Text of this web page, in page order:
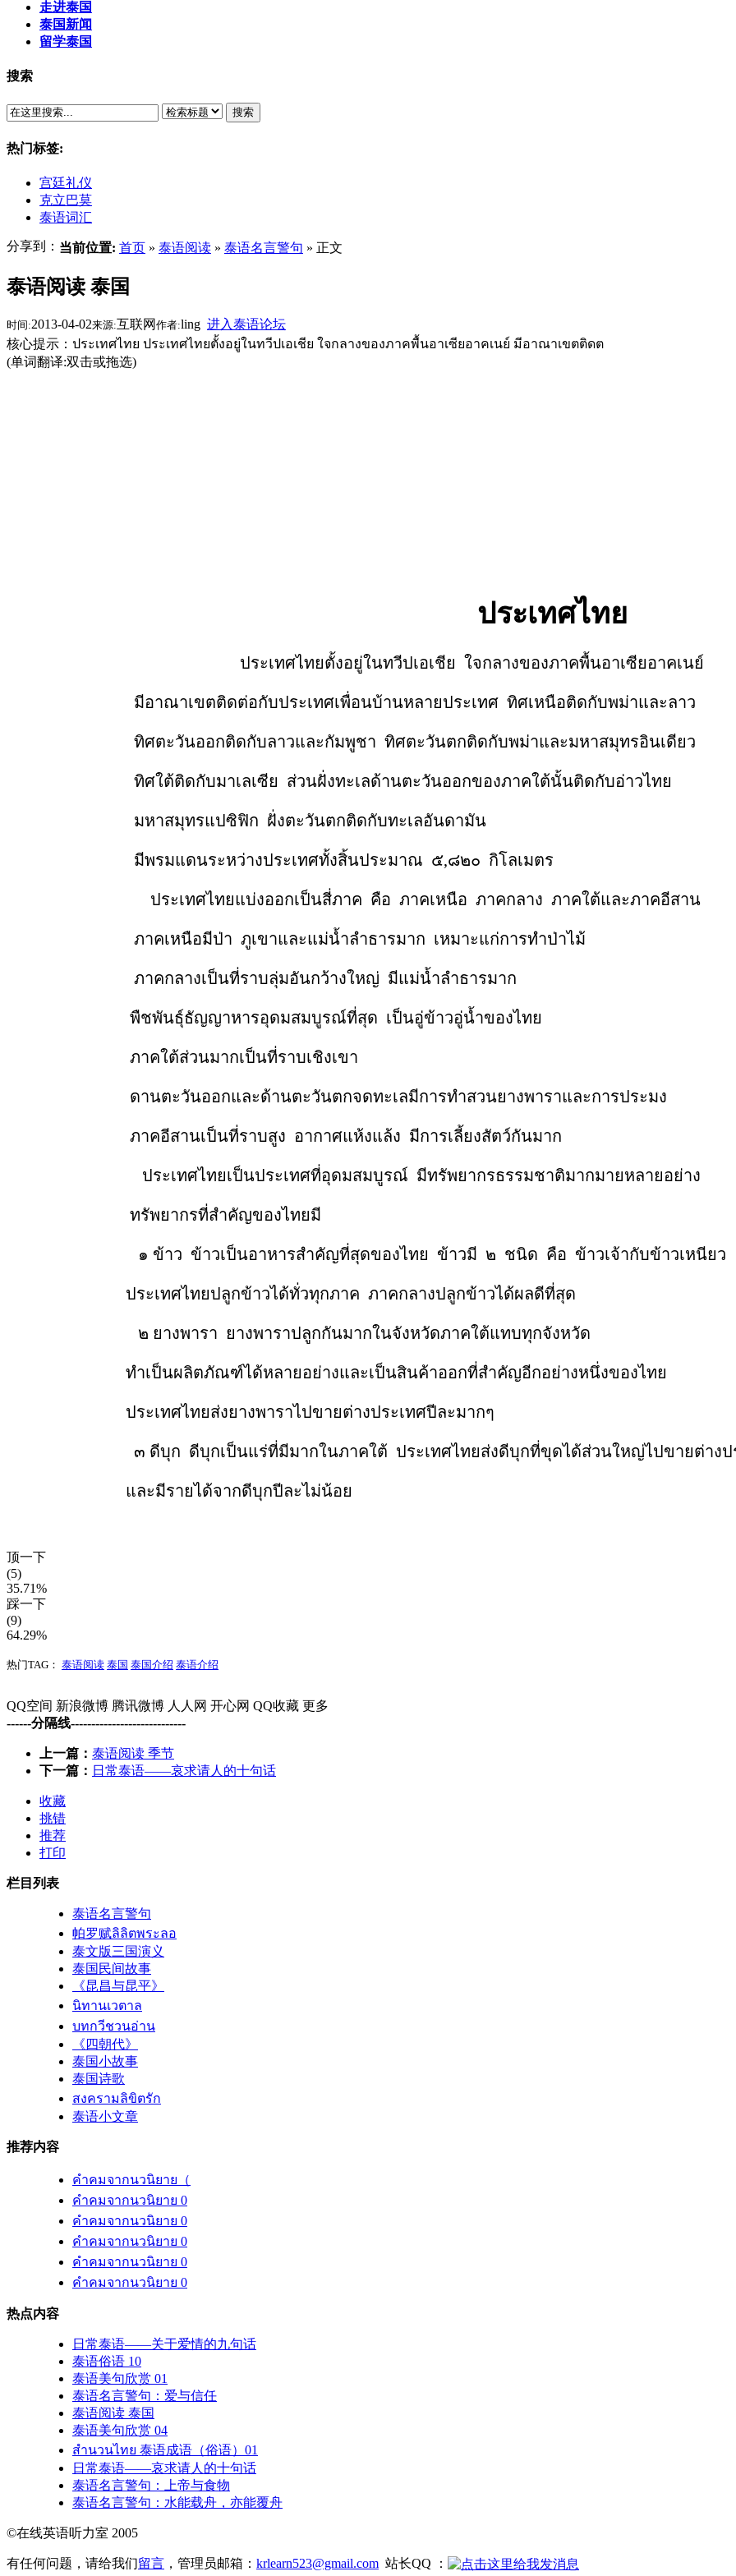
走进泰国
泰国新闻
留学泰国
搜索
搜索
热门标签:
宫廷礼仪
克立巴莫
泰语词汇
分享到： 当前位置: 首页 » 泰语阅读 » 泰语名言警句 » 正文
泰语阅读 泰国
时间:2013-04-02来源:互联网 作者:ling 进入泰语论坛
核心提示：ประเทศไทย ประเทศไทยตั้งอยู่ในทวีปเอเชีย ใจกลางของภาคพื้นอาเซียอาคเนย์ มีอาณาเขตติดต
(单词翻译:双击或拖选)
ประเทศไทย
ประเทศไทยตั้งอยู่ในทวีปเอเชีย ใจกลางของภาคพื้นอาเซียอาคเนย์
มีอาณาเขตติดต่อกับประเทศเพื่อนบ้านหลายประเทศ ทิศเหนือติดกับพม่าและลาว
ทิศตะวันออกติดกับลาวและกัมพูชา ทิศตะวันตกติดกับพม่าและมหาสมุทรอินเดียว
ทิศใต้ติดกับมาเลเซีย ส่วนฝั่งทะเลด้านตะวันออกของภาคใต้นั้นติดกับอ่าวไทย
มหาสมุทรแปซิฟิก ฝั่งตะวันตกติดกับทะเลอันดามัน
มีพรมแดนระหว่างประเทศทั้งสิ้นประมาณ ๕,๘๒๐ กิโลเมตร
ประเทศไทยแบ่งออกเป็นสี่ภาค คือ ภาคเหนือ ภาคกลาง ภาคใต้และภาคอีสาน
ภาคเหนือมีป่า ภูเขาและแม่น้ำลำธารมาก เหมาะแก่การทำป่าไม้
ภาคกลางเป็นที่ราบลุ่มอันกว้างใหญ่ มีแม่น้ำลำธารมาก
พืชพันธุ์ธัญญาหารอุดมสมบูรณ์ที่สุด เป็นอู่ข้าวอู่น้ำของไทย
ภาคใต้ส่วนมากเป็นที่ราบเชิงเขา
ดานตะวันออกและด้านตะวันตกจดทะเลมีการทำสวนยางพาราและการประมง
ภาคอีสานเป็นที่ราบสูง อากาศแห้งแล้ง มีการเลี้ยงสัตว์กันมาก
ประเทศไทยเป็นประเทศที่อุดมสมบูรณ์ มีทรัพยากรธรรมชาติมากมายหลายอย่าง
ทรัพยากรที่สำคัญของไทยมี
๑ ข้าว ข้าวเป็นอาหารสำคัญที่สุดของไทย ข้าวมี ๒ ชนิด คือ ข้าวเจ้ากับข้าวเหนียว
ประเทศไทยปลูกข้าวได้ทั่วทุกภาค ภาคกลางปลูกข้าวได้ผลดีที่สุด
๒ ยางพารา ยางพาราปลูกกันมากในจังหวัดภาคใต้แทบทุกจังหวัด
ทำเป็นผลิตภัณฑ์ได้หลายอย่างและเป็นสินค้าออกที่สำคัญอีกอย่างหนึ่งของไทย
ประเทศไทยส่งยางพาราไปขายต่างประเทศปีละมากๆ
๓ ดีบุก ดีบุกเป็นแร่ที่มีมากในภาคใต้ ประเทศไทยส่งดีบุกที่ขุดได้ส่วนใหญ่ไปขายต่างปร
และมีรายได้จากดีบุกปีละไม่น้อย
顶一下
(5)
35.71%
踩一下
(9)
64.29%
热门TAG： 泰语阅读 泰国 泰国介绍 泰语介绍
QQ空间 新浪微博 腾讯微博 人人网 开心网 QQ收藏 更多
------分隔线----------------------------
上一篇： 泰语阅读 季节
下一篇： 日常泰语——哀求请人的十句话
收藏
挑错
推荐
打印
栏目列表
泰语名言警句
帕罗赋ลิลิตพระลอ
泰文版三国演义
泰国民间故事
《昆昌与昆平》
นิทานเวตาล
บทกวีชวนอ่าน
《四朝代》
泰国小故事
泰国诗歌
สงครามลิขิตรัก
泰语小文章
推荐内容
คำคมจากนวนิยาย（
คำคมจากนวนิยาย 0
คำคมจากนวนิยาย 0
คำคมจากนวนิยาย 0
คำคมจากนวนิยาย 0
คำคมจากนวนิยาย 0
热点内容
日常泰语——关于爱情的九句话
泰语俗语 10
泰语美句欣赏 01
泰语名言警句：爱与信任
泰语阅读 泰国
泰语美句欣赏 04
สำนวนไทย 泰语成语（俗语）01
日常泰语——哀求请人的十句话
泰语名言警句：上帝与食物
泰语名言警句：水能载舟，亦能覆舟
©在线英语听力室 2005
有任何问题，请给我们留言 ，管理员邮箱： krlearn523@gmail.com 站长QQ ：